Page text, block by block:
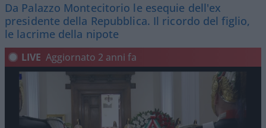
Da Palazzo Montecitorio le esequie dell'ex
presidente della Repubblica. Il ricordo del figlio,
le lacrime della nipote
LIVE Aggiornato 2 anni fa